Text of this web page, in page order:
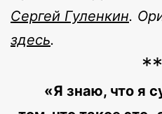
Сергей Гуленкин.
здесь.
«Я знаю, что я